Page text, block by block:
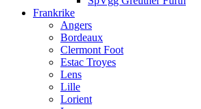
Frankrike
Angers
Bordeaux
Clermont Foot
Estac Troyes
Lens
Lille
Lorient